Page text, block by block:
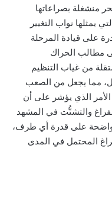
منشغلة بصراعاتها
يمثلها نواب التغيير
حراك 17 أكتوبر 2019، للقدرة على قيادة المرحلة
مطالب الحراك
من غياب التنظيم
مما يجعل من الصعب
الأمر الذي يؤشر على أن
والتشتُّت في المشهد
واضحة على قدرة أي طرف،
المحتمل في المدى